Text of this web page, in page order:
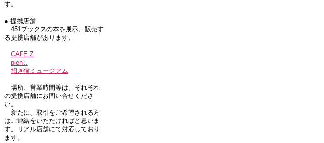
す。
● 提携店舗
451ブックスの本を展示、販売す
る提携店舗があります。
CAFE Z
pieni..
招き猫ミュージアム
場所、営業時間等は、それぞれ
の提携店舗にお問い合せくださ
い。
新たに、取引をご希望される方
はご連絡をいただければと思いま
す。リアル店舗にて対応しており
ます。